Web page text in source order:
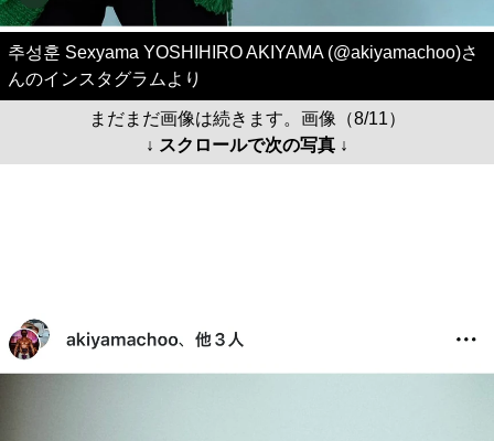
추성훈 Sexyama YOSHIHIRO AKIYAMA (@akiyamachoo)さ
んのインスタグラムより
まだまだ画像は続きます。画像（8/11）
↓ スクロールで次の写真 ↓